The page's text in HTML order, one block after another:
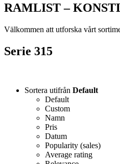
RAMLIST –
Välkommen att utforska vårt
Serie 315
Sortera utifrån Default
Default
Custom
Namn
Pris
Datum
Popularity (sales)
Average rating